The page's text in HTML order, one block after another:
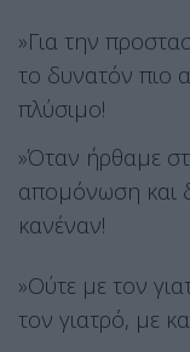
»Για την
το δυνατόν πιο
πλύσιμο!
»Όταν ήρθαμε
απομόνωση και
κανέναν!
»Ούτε με τον
τον γιατρό, με